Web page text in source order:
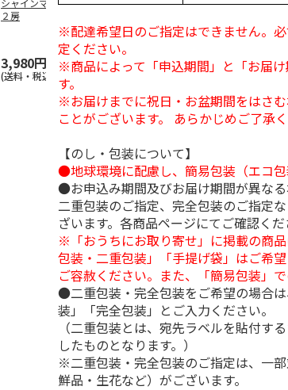
シャインマスカット
２房
3,980円
(送料・税込)
ＷＥＢ定期便果物コ
4.5 （102）
3,780円
(送料・税込)
ビッグマスクメロ
4.7 （10）
4,150円
(送料・税込)
※配達希望日のご指定はできません。
定ください。
※商品によって「申込期間」と「お届
す。
※お届けまでに祝日・お盆期間をはさ
ことがございます。 あらかじめご了承
【のし・包装について】
●地球環境に配慮し、簡易包装（エコ包
●お申込み期間及びお届け期間が異なる
二重包装のご指定、完全包装のご指定
ざいます。各商品ページにてご確認くだ
※「おうちにお取り寄せ」に掲載の商
包装・二重包装」「手提げ袋」はご希
ご容赦ください。また、「簡易包装」で
●二重包装・完全包装をご希望の場合は
装」「完全包装」とご入力ください。
（二重包装とは、宛先ラベルを貼付す
したものとなります。）
※二重包装・完全包装のご指定は、一
鮮品・生花など）がございます。